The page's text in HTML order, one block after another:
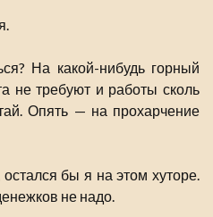
На какой-нибудь горный
не требуют и работы сколь
Опять — на прохарчение
бы я на этом хуторе.
не надо.